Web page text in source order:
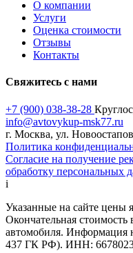
О компании
Услуги
Оценка стоимости
Отзывы
Контакты
Свяжитесь с нами
+7 (900) 038-38-28
info@avtovykup-msk77.ru
г. Москва, ул.
Политика
Согласие на получение
обработку персональных
i
Указанные на сайте цены
Окончательная стоимость
автомобиля. Информация
437 ГК РФ). ИНН: